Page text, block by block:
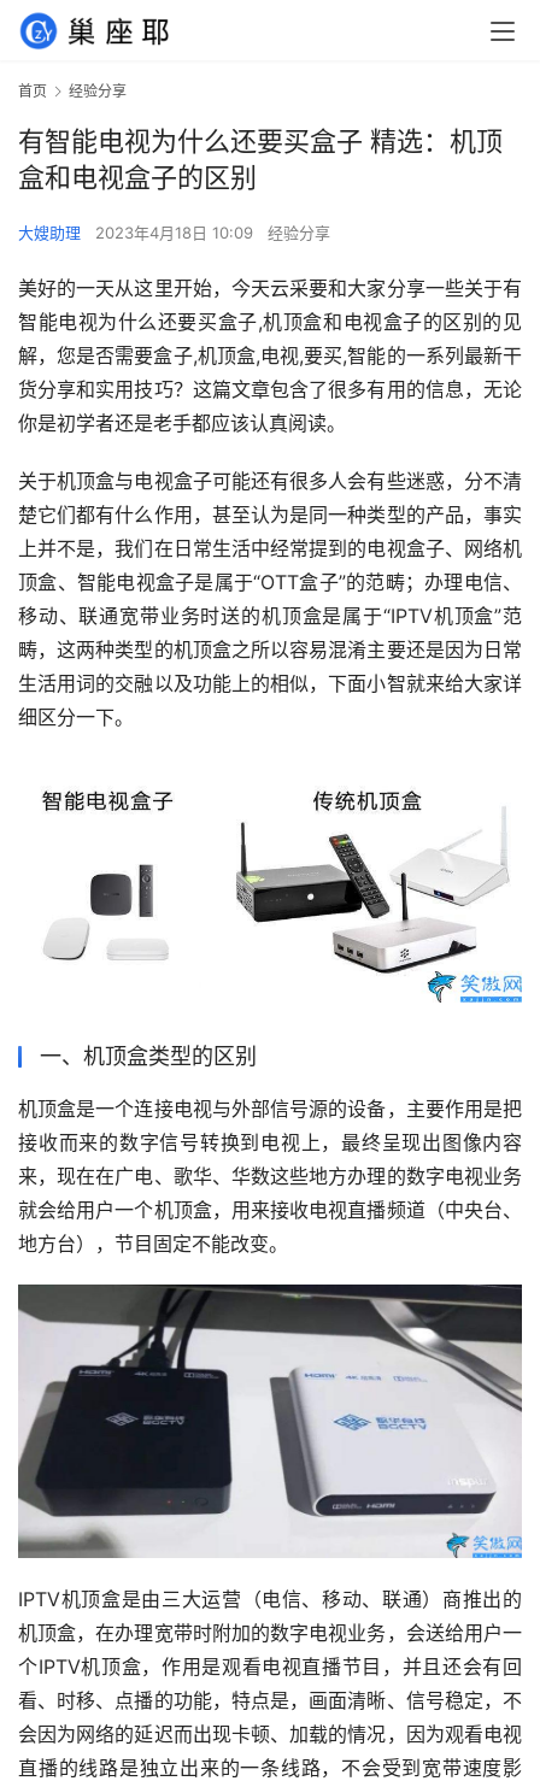
首页 经验分享
有智能电视为什么还要买盒子 精选：机顶
盒和电视盒子的区别
大嫂助理 2023年4月18日 10:09 经验分享
美好的一天从这里开始，今天云采要和大家分享一些关于有
智能电视为什么还要买盒子,机顶盒和电视盒子的区别的见
解，您是否需要盒子,机顶盒,电视,要买,智能的一系列最新干
货分享和实用技巧？这篇文章包含了很多有用的信息，无论
你是初学者还是老手都应该认真阅读。
关于机顶盒与电视盒子可能还有很多人会有些迷惑，分不清
楚它们都有什么作用，甚至认为是同一种类型的产品，事实
上并不是，我们在日常生活中经常提到的电视盒子、网络机
顶盒、智能电视盒子是属于“OTT盒子”的范畴；办理电信、
移动、联通宽带业务时送的机顶盒是属于“IPTV机顶盒”范
畴，这两种类型的机顶盒之所以容易混淆主要还是因为日常
生活用词的交融以及功能上的相似，下面小智就来给大家详
细区分一下。
一、机顶盒类型的区别
机顶盒是一个连接电视与外部信号源的设备，主要作用是把
接收而来的数字信号转换到电视上，最终呈现出图像内容
来，现在在广电、歌华、华数这些地方办理的数字电视业务
就会给用户一个机顶盒，用来接收电视直播频道（中央台、
地方台），节目固定不能改变。
IPTV机顶盒是由三大运营（电信、移动、联通）商推出的
机顶盒，在办理宽带时附加的数字电视业务，会送给用户一
个IPTV机顶盒，作用是观看电视直播节目，并且还会有回
看、时移、点播的功能，特点是，画面清晰、信号稳定，不
会因为网络的延迟而出现卡顿、加载的情况，因为观看电视
直播的线路是独立出来的一条线路，不会受到宽带速度影